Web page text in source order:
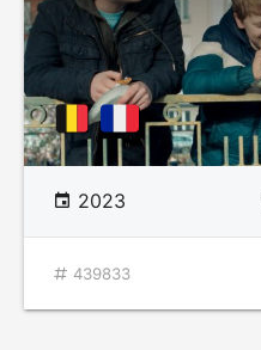
2023
439833